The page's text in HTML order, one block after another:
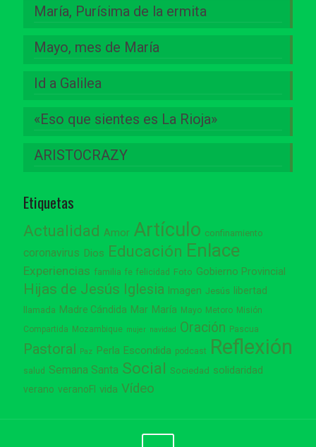
María, Purísima de la ermita
Mayo, mes de María
Id a Galilea
«Eso que sientes es La Rioja»
ARISTOCRAZY
Etiquetas
Actualidad Amor Artículo confinamiento
coronavirus Dios Educación Enlace
Experiencias familia fe felicidad Foto Gobierno Provincial
Hijas de Jesús Iglesia Imagen Jesús libertad
llamada Madre Cándida Mar María Mayo Metoro Misión
Compartida Mozambique mujer navidad Oración Pascua
Pastoral Paz Perla Escondida podcast Reflexión
salud Semana Santa Social Sociedad solidaridad
verano veranoFI vida Vídeo